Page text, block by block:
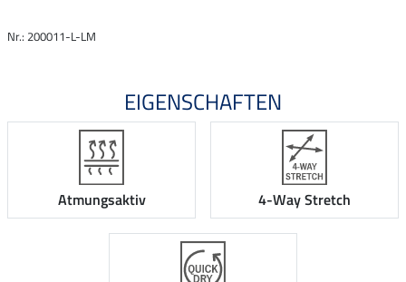
Nr.: 200011-L-LM
EIGENSCHAFTEN
Atmungsaktiv 4-Way Stretch